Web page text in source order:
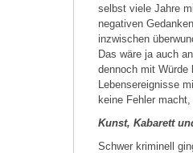
selbst viele Jahre
negativen
inzwischen
Das wäre ja auch
dennoch mit Würde
Lebensereignisse
keine Fehler
Kunst, Kabarett
Schwer kriminell